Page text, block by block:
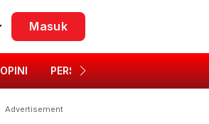
Masuk
OPINI PERSONA
Advertisement